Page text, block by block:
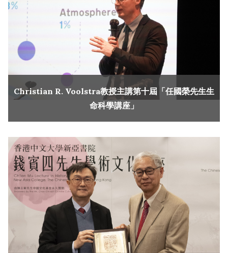
Christian R. Voolstra教授主講第十屆「任國榮先生生
命科學講座」